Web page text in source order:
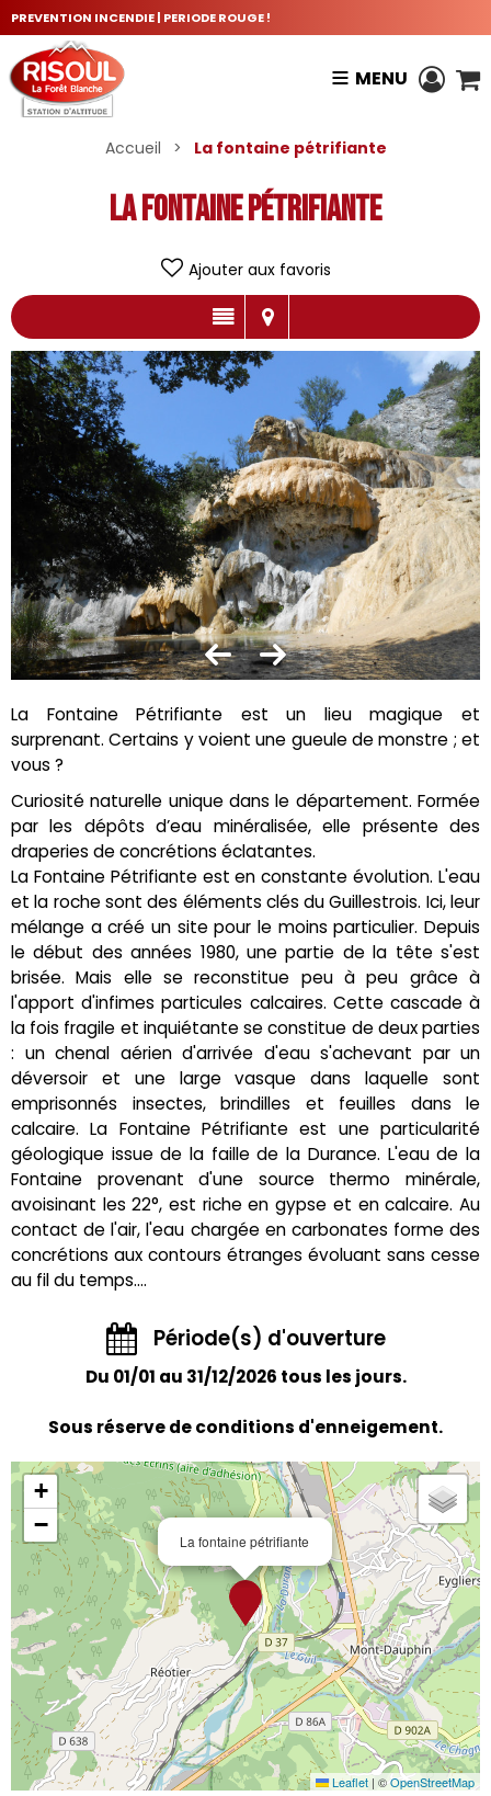
PREVENTION INCENDIE | PERIODE ROUGE !
MENU
Accueil > La fontaine pétrifiante
La fontaine pétrifiante
Ajouter aux favoris
La Fontaine Pétrifiante est un lieu magique et
surprenant. Certains y voient une gueule de monstre ; et
vous ?
Curiosité naturelle unique dans le département. Formée
par les dépôts d’eau minéralisée, elle présente des
draperies de concrétions éclatantes.
La Fontaine Pétrifiante est en constante évolution. L'eau
et la roche sont des éléments clés du Guillestrois. Ici, leur
mélange a créé un site pour le moins particulier. Depuis
le début des années 1980, une partie de la tête s'est
brisée. Mais elle se reconstitue peu à peu grâce à
l'apport d'infimes particules calcaires. Cette cascade à
la fois fragile et inquiétante se constitue de deux parties
: un chenal aérien d'arrivée d'eau s'achevant par un
déversoir et une large vasque dans laquelle sont
emprisonnés insectes, brindilles et feuilles dans le
calcaire. La Fontaine Pétrifiante est une particularité
géologique issue de la faille de la Durance. L'eau de la
Fontaine provenant d'une source thermo minérale,
avoisinant les 22°, est riche en gypse et en calcaire. Au
contact de l'air, l'eau chargée en carbonates forme des
concrétions aux contours étranges évoluant sans cesse
au fil du temps....
Période(s) d'ouverture
Du 01/01 au 31/12/2026 tous les jours.
Sous réserve de conditions d'enneigement.
La fontaine pétrifiante
+
−
Leaflet | ©OpenStreetMap